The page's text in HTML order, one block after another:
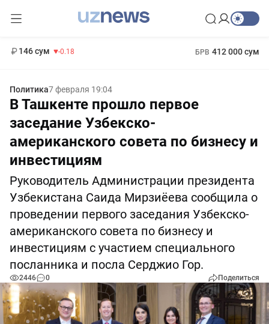
146 сум -0.18 БРВ 412 000 сум
Политика7 февраля 19:04
В Ташкенте прошло первое
заседание Узбекско-
американского совета по бизнесу и
инвестициям
Руководитель Администрации президента
Узбекистана Саида Мирзиёева сообщила о
проведении первого заседания Узбекско-
американского совета по бизнесу и
инвестициям с участием специального
посланника и посла Серджио Гор.
2446 0 Поделиться